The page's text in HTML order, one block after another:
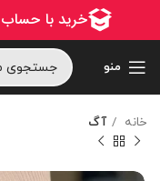
منو
خانه آگ